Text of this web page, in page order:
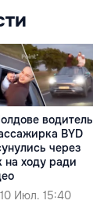
водитель
BYD
через
на ходу ради
10 Июл. 15:40